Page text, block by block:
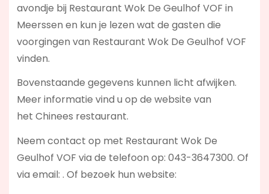
avondje bij Restaurant Wok De Geulhof VOF in
Meerssen en kun je lezen wat de gasten die
voorgingen van Restaurant Wok De Geulhof VOF
vinden.
Bovenstaande gegevens kunnen licht afwijken.
Meer informatie vind u op de website van
het Chinees restaurant.
Neem contact op met Restaurant Wok De
Geulhof VOF via de telefoon op: 043-3647300. Of
via email: . Of bezoek hun website: